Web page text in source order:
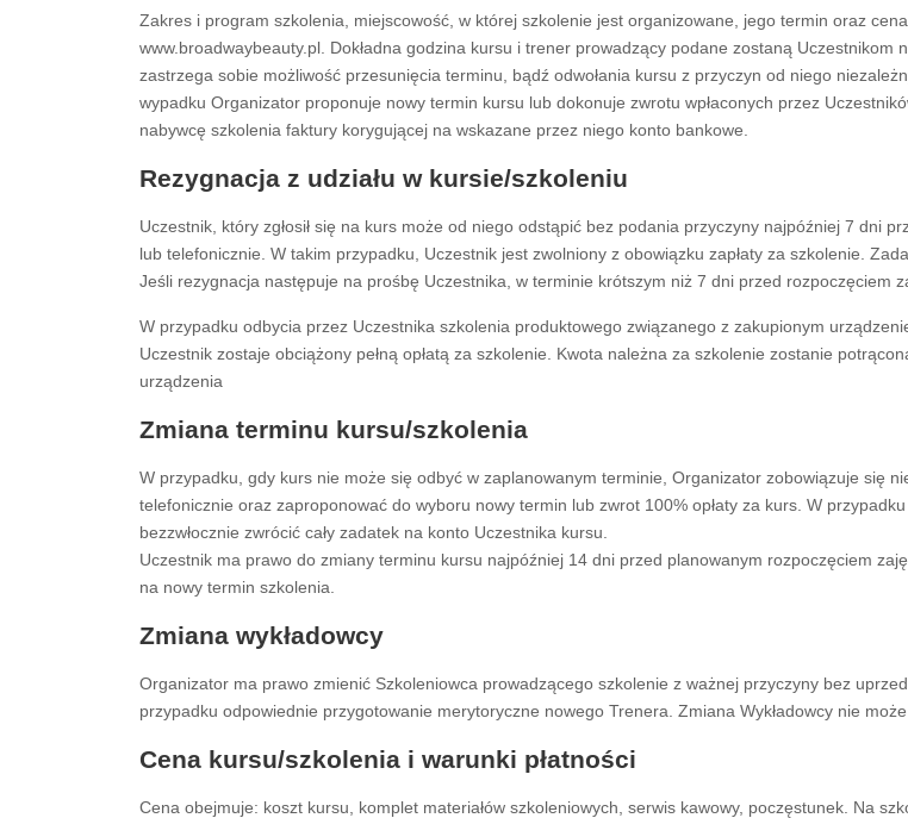
Zakres i program szkolenia, miejscowość, w której szkolenie jest organizowane, jego termin oraz
www.broadwaybeauty.pl. Dokładna godzina kursu i trener prowadzący podane zostaną
zastrzega sobie możliwość przesunięcia terminu, bądź odwołania kursu z przyczyn od niego
wypadku Organizator proponuje nowy termin kursu lub dokonuje zwrotu wpłaconych przez
nabywcę szkolenia faktury korygującej na wskazane przez niego konto bankowe.
Rezygnacja z udziału w kursie/szkoleniu
Uczestnik, który zgłosił się na kurs może od niego odstąpić bez podania przyczyny najpóźniej 7 dni
lub telefonicznie. W takim przypadku, Uczestnik jest zwolniony z obowiązku zapłaty za szkolenie.
Jeśli rezygnacja następuje na prośbę Uczestnika, w terminie krótszym niż 7 dni przed rozpoczęciem
W przypadku odbycia przez Uczestnika szkolenia produktowego związanego z zakupionym
Uczestnik zostaje obciążony pełną opłatą za szkolenie. Kwota należna za szkolenie zostanie
urządzenia
Zmiana terminu kursu/szkolenia
W przypadku, gdy kurs nie może się odbyć w zaplanowanym terminie, Organizator zobowiązuje się
telefonicznie oraz zaproponować do wyboru nowy termin lub zwrot 100% opłaty za kurs. W
bezzwłocznie zwrócić cały zadatek na konto Uczestnika kursu.
Uczestnik ma prawo do zmiany terminu kursu najpóźniej 14 dni przed planowanym rozpoczęciem
na nowy termin szkolenia.
Zmiana wykładowcy
Organizator ma prawo zmienić Szkoleniowca prowadzącego szkolenie z ważnej przyczyny bez
przypadku odpowiednie przygotowanie merytoryczne nowego Trenera. Zmiana Wykładowcy nie
Cena kursu/szkolenia i warunki płatności
Cena obejmuje: koszt kursu, komplet materiałów szkoleniowych, serwis kawowy, poczęstunek. Na